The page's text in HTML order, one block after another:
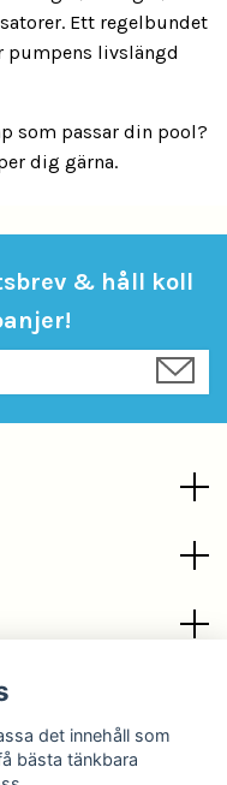
Ett regelbundet
pumpens livslängd
som passar din pool?
dig gärna.
& håll koll
det innehåll som
bästa tänkbara